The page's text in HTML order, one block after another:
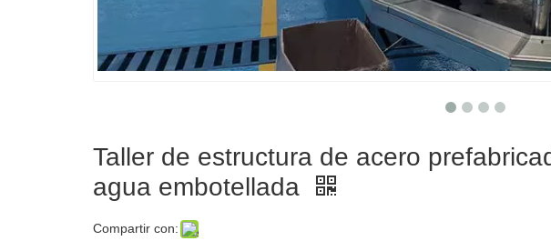
Taller de estructura de acero
agua embotellada
Compartir con: